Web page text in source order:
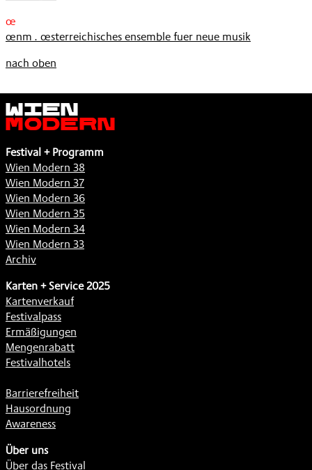
œ
œnm . œsterreichisches ensemble fuer neue musik
nach oben
Wien
Modern
Festival + Programm
Wien Modern 38
Wien Modern 37
Wien Modern 36
Wien Modern 35
Wien Modern 34
Wien Modern 33
Archiv
Karten + Service 2025
Kartenverkauf
Festivalpass
Ermäßigungen
Mengenrabatt
Festivalhotels
Barrierefreiheit
Hausordnung
Awareness
Über uns
Über das Festival